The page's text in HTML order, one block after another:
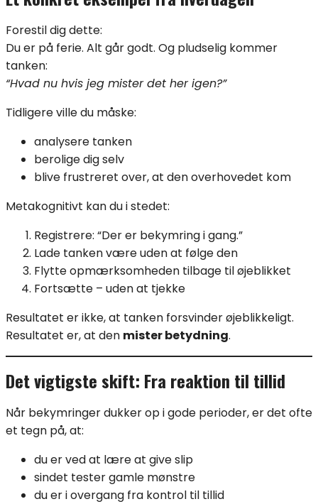
Forestil dig dette:
Du er på ferie. Alt går godt. Og pludselig kommer
tanken:
“Hvad nu hvis jeg mister det her igen?”
Tidligere ville du måske:
analysere tanken
berolige dig selv
blive frustreret over, at den overhovedet kom
Metakognitivt kan du i stedet:
Registrere: “Der er bekymring i gang.”
Lade tanken være uden at følge den
Flytte opmærksomheden tilbage til øjeblikket
Fortsætte – uden at tjekke
Resultatet er ikke, at tanken forsvinder øjeblikkeligt.
Resultatet er, at den mister betydning.
Det vigtigste skift: Fra reaktion til tillid
Når bekymringer dukker op i gode perioder, er det ofte
et tegn på, at:
du er ved at lære at give slip
sindet tester gamle mønstre
du er i overgang fra kontrol til tillid